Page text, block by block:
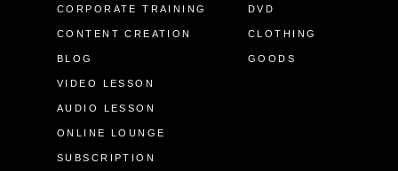
CORPORATE TRAINING
CONTENT CREATION
BLOG
VIDEO LESSON
AUDIO LESSON
ONLINE LOUNGE
SUBSCRIPTION
DVD
CLOTHING
GOODS